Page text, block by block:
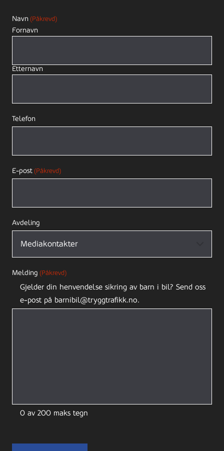
Navn (Påkrevd)
Fornavn
Etternavn
Telefon
E-post (Påkrevd)
Avdeling
Melding (Påkrevd)
Gjelder din henvendelse sikring av barn i bil? Send oss
e-post på barnibil@tryggtrafikk.no.
0 av 200 maks tegn